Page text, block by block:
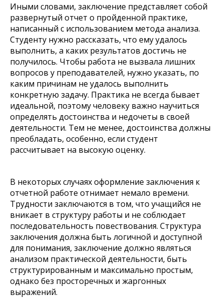
Иными словами, заключение представляет собой
развернутый отчет о пройденной практике,
написанный с использованием метода анализа.
Студенту нужно рассказать, что ему удалось
выполнить, а каких результатов достичь не
получилось. Чтобы работа не вызвала лишних
вопросов у преподавателей, нужно указать, по
каким причинам не удалось выполнить
конкретную задачу. Практика не всегда бывает
идеальной, поэтому человеку важно научиться
определять достоинства и недочеты в своей
деятельности. Тем не менее, достоинства должны
преобладать, особенно, если студент
рассчитывает на высокую оценку.
В некоторых случаях оформление заключения к
отчетной работе отнимает немало времени.
Трудности заключаются в том, что учащийся не
вникает в структуру работы и не соблюдает
последовательность повествования. Структура
заключения должна быть логичной и доступной
для понимания, заключение должно являться
анализом практической деятельности, быть
структурированным и максимально простым,
однако без просторечных и жаргонных
выражений.